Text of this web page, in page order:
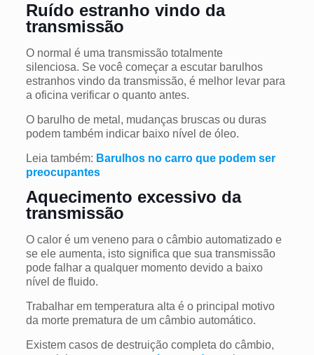
Ruído estranho vindo da
transmissão
O normal é uma transmissão totalmente
silenciosa. Se você começar a escutar barulhos
estranhos vindo da transmissão, é melhor levar para
a oficina verificar o quanto antes.
O barulho de metal, mudanças bruscas ou duras
podem também indicar baixo nível de óleo.
Leia também: Barulhos no carro que podem ser
preocupantes
Aquecimento excessivo da
transmissão
O calor é um veneno para o câmbio automatizado e
se ele aumenta, isto significa que sua transmissão
pode falhar a qualquer momento devido a baixo
nível de fluido.
Trabalhar em temperatura alta é o principal motivo
da morte prematura de um câmbio automático.
Existem casos de destruição completa do câmbio,